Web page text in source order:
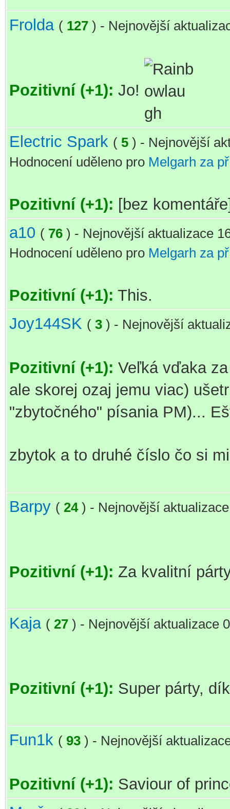
Frolda ( 127 ) - Nejnovější
Pozitivní (+1): Jo!
Electric Spark ( 5 ) - Nejnovější
Hodnocení uděleno pro Melgarh za
Pozitivní (+1): [bez
a10 ( 76 ) - Nejnovější aktualizace
Hodnocení uděleno pro Melgarh za
Pozitivní (+1): This.
Joy144SK ( 3 ) - Nejnovější
Pozitivní (+1): Veľká vďaka
ale skorej ozaj jemu viac)
"zbytočného" písania PM)...
zbytok a to druhé číslo čo si
Barpy ( 24 ) - Nejnovější
Pozitivní (+1): Za kvalitní
Kaja ( 27 ) - Nejnovější aktualizace
Pozitivní (+1): Super párty,
Fun1k ( 93 ) - Nejnovější
Pozitivní (+1): Saviour of